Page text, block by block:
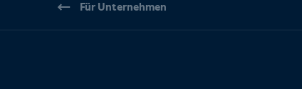
Für Unternehmen